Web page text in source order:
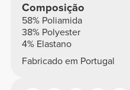
Composição
58% Poliamida
38% Polyester
4% Elastano
Fabricado em Portugal